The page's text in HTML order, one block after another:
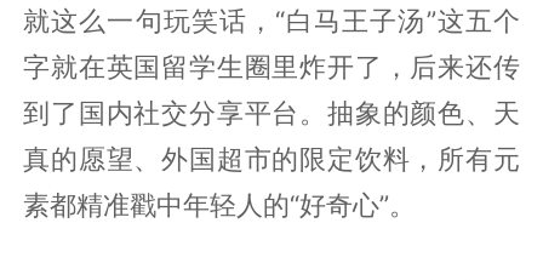
就这么一句玩笑话，“白马王子汤”这五个
字就在英国留学生圈里炸开了，后来还传
到了国内社交分享平台。抽象的颜色、天
真的愿望、外国超市的限定饮料，所有元
素都精准戳中年轻人的“好奇心”。